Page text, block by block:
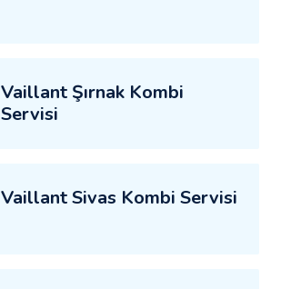
Vaillant Şırnak Kombi
Servisi
Vaillant Sivas Kombi Servisi